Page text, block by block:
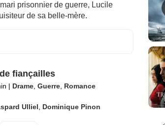
prisonnier de guerre, Lucile
de sa belle-mère.
fiançailles
| Drame, Guerre, Romance
Ulliel Dominique Pinon